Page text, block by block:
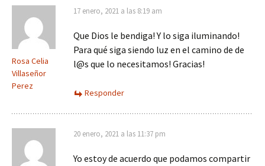
Rosa Celia
Villaseñor
Perez
17 enero, 2021 a las 8:19 am
Que Dios le bendiga! Y lo siga iluminando!
Para qué siga siendo luz en el camino de de
l@s que lo necesitamos! Gracias!
Responder
20 enero, 2021 a las 11:37 pm
Yo estoy de acuerdo que podamos compartir